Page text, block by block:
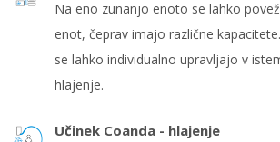
Na eno zunanjo enoto se lahko
enot, čeprav imajo različne
se lahko individualno upravljajo v
hlajenje.
Učinek Coanda - hlajenje